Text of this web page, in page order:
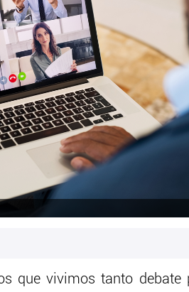
que vivimos tanto debate